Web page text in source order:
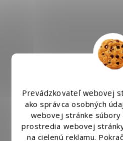
Prevádzkovateľ webovej
ako správca osobných
webovej stránke súbory
prostredia webovej
na cielenú reklamu.